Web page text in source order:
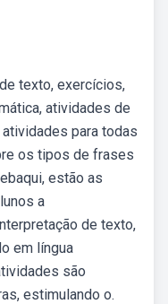
texto, exercícios,
atividades de
para todas
os tipos de frases
estão as
a
de texto,
em língua
são
estimulando o.